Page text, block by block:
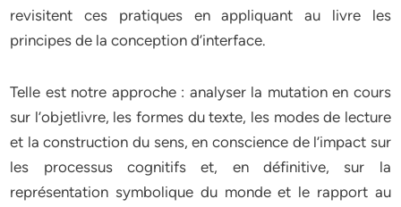
revisitent ces pratiques en appliquant au livre les
principes de la conception d’interface.
Telle est notre approche : analyser la mutation en cours
sur l’objetlivre, les formes du texte, les modes de lecture
et la construction du sens, en conscience de l’impact sur
les processus cognitifs et, en définitive, sur la
représentation symbolique du monde et le rapport au